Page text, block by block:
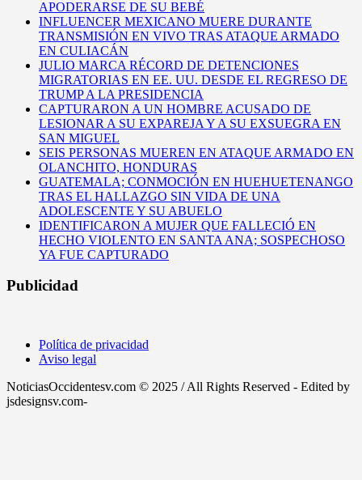
APODERARSE DE SU BEBÉ
INFLUENCER MEXICANO MUERE DURANTE
TRANSMISIÓN EN VIVO TRAS ATAQUE ARMADO
EN CULIACÁN
JULIO MARCA RÉCORD DE DETENCIONES
MIGRATORIAS EN EE. UU. DESDE EL REGRESO DE
TRUMP A LA PRESIDENCIA
CAPTURARON A UN HOMBRE ACUSADO DE
LESIONAR A SU EXPAREJA Y A SU EXSUEGRA EN
SAN MIGUEL
SEIS PERSONAS MUEREN EN ATAQUE ARMADO EN
OLANCHITO, HONDURAS
GUATEMALA; CONMOCIÓN EN HUEHUETENANGO
TRAS EL HALLAZGO SIN VIDA DE UNA
ADOLESCENTE Y SU ABUELO
IDENTIFICARON A MUJER QUE FALLECIÓ EN
HECHO VIOLENTO EN SANTA ANA; SOSPECHOSO
YA FUE CAPTURADO
Publicidad
Política de privacidad
Aviso legal
NoticiasOccidentesv.com © 2025 / All Rights Reserved - Edited by
jsdesignsv.com-